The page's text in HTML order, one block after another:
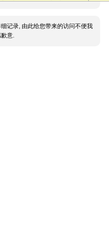
记录, 由此给您带来的访问不便我
意.